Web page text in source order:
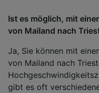
Ist es möglich, mit
von Mailand nach
Ja, Sie können mit
von Mailand nach
gibt es oft